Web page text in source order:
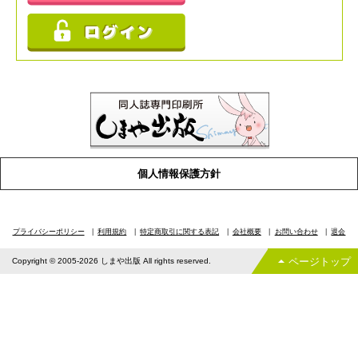
個人情報保護方針
プライバシーポリシー 利用規約 特定商取引に関する表記 会社概要 お問い合わせ 退会
Copyright © 2005-2026 しまや出版 All rights reserved. ページトップ